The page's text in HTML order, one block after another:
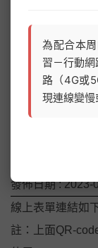
南港高中因應
發佈日期 :2023-
線上表單連結如
註：上面QR-
為配合本
習－行動
路（4G或
現連線變慢